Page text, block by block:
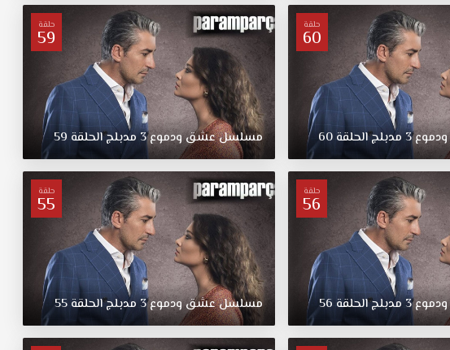
حلقة
60
ودموع3 مدبلجالحلقة60
حلقة
59
مسلسلعشقودموع3 مدبلجالحلقة 59
حلقة
56
ودموع3 مدبلجالحلقة 56
حلقة
55
مسلسلعشقودموع3 مدبلجالحلقة55